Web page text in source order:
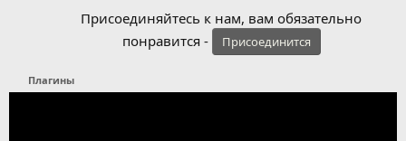
Присоединяйтесь к нам, вам обязательно
понравится -
Присоединится
Плагины